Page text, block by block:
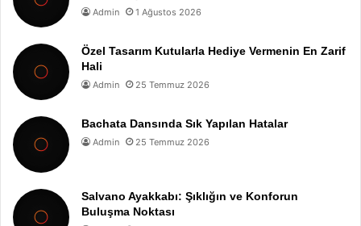
Admin 1 Ağustos 2026
Özel Tasarım Kutularla Hediye Vermenin En Zarif
Hali
Admin 25 Temmuz 2026
Bachata Dansında Sık Yapılan Hatalar
Admin 25 Temmuz 2026
Salvano Ayakkabı: Şıklığın ve Konforun
Buluşma Noktası